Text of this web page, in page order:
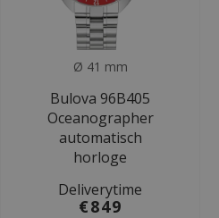
Ø 41 mm
Bulova 96B405
Oceanographer
automatisch
horloge
Deliverytime
€849